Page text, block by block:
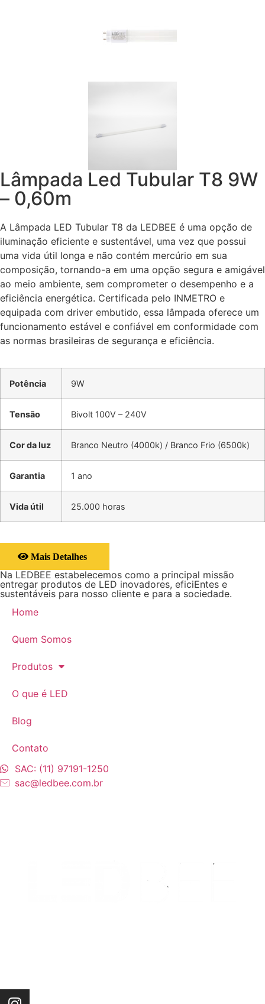
Lâmpada Led Tubular T8 9W
– 0,60m
A Lâmpada LED Tubular T8 da LEDBEE é uma opção de
iluminação eficiente e sustentável, uma vez que possui
uma vida útil longa e não contém mercúrio em sua
composição, tornando-a em uma opção segura e amigável
ao meio ambiente, sem comprometer o desempenho e a
eficiência energética. Certificada pelo INMETRO e
equipada com driver embutido, essa lâmpada oferece um
funcionamento estável e confiável em conformidade com
as normas brasileiras de segurança e eficiência.
Potência 9W
Tensão Bivolt 100V – 240V
Cor da luz Branco Neutro (4000k) / Branco Frio (6500k)
Garantia 1 ano
Vida útil 25.000 horas
Mais Detalhes
Na LEDBEE estabelecemos como a principal missão
entregar produtos de LED inovadores, eficiEntes e
sustentáveis para nosso cliente e para a sociedade.
Home
Quem Somos
Produtos
O que é LED
Blog
Contato
SAC: (11) 97191-1250
sac@ledbee.com.br